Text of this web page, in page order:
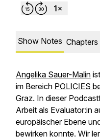
Show Notes Chapters
Angelika Sauer-Malin
im Bereich POLICIES
Graz. In dieser
Arbeit als Evaluator:in
europäischer Ebene
bewirken konnte. Wir